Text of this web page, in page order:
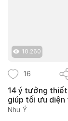
10.260
16
14 ý tưởng
giúp tối ưu diện
Như Ý